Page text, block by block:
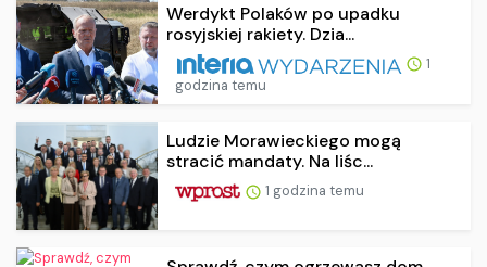
Werdykt Polaków po upadku
rosyjskiej rakiety. Dzia...
1
godzina temu
Ludzie Morawieckiego mogą
stracić mandaty. Na liśc...
1 godzina temu